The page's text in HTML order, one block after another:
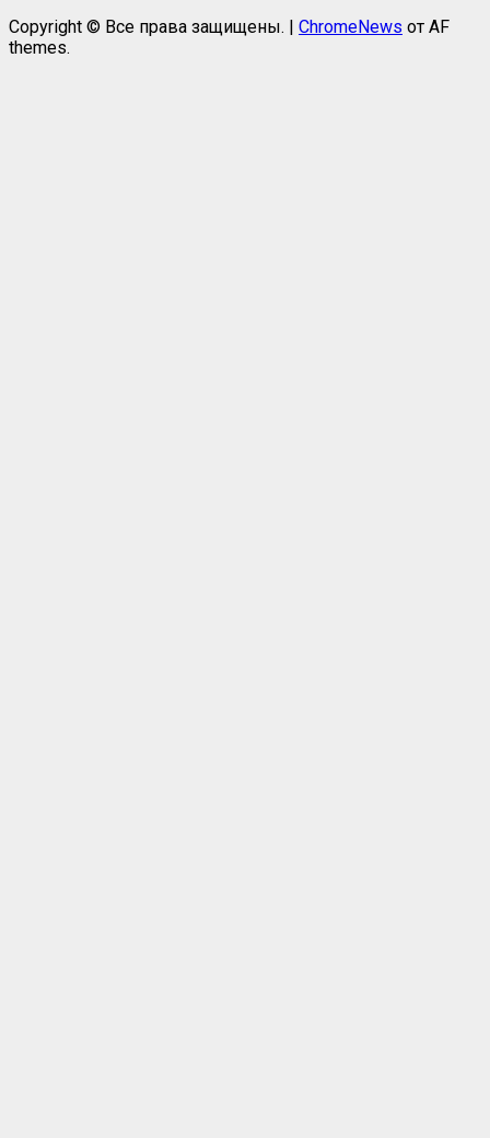
Copyright © Все права защищены. | ChromeNews от AF
themes.